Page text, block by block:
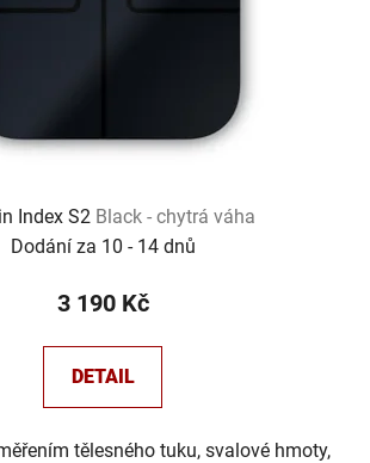
Index S2 Black - chytrá váha
Dodání za 10 - 14 dnů
3 190 Kč
DETAIL
tělesného tuku, svalové hmoty,